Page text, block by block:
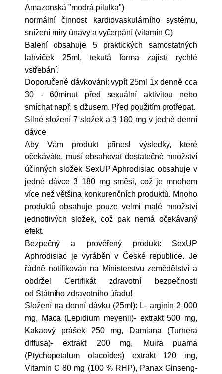
Amazonská "modrá pilulka")
normální činnost kardiovaskulárního systému,
snížení míry únavy a vyčerpání (vitamín C)
Balení obsahuje 5 praktických samostatných
lahviček 25ml, tekutá forma zajistí rychlé
vstřebání.
Doporučené dávkování: vypít 25ml 1x denně cca
30 - 60minut před sexuální aktivitou nebo
smíchat např. s džusem. Před použitím protřepat.
Silné složení 7 složek a 3 180 mg v jedné denní
dávce
Aby Vám produkt přinesl výsledky, které
očekáváte, musí obsahovat dostatečné množství
účinných složek SexUP Aphrodisiac obsahuje v
jedné dávce 3 180 mg směsi, což je mnohem
více než většina konkurenčních produktů. Mnoho
produktů obsahuje pouze velmi malé množství
jednotlivých složek, což pak nemá očekávaný
efekt.
Bezpečný a prověřený produkt: SexUP
Aphrodisiac je vyráběn v České republice. Je
řádně notifikován na Ministerstvu zemědělství a
obdržel Certifikát zdravotní bezpečnosti
od Státního zdravotního úřadu!
Složení na denní dávku (25ml): L- arginin 2 000
mg, Maca (Lepidium meyenii)- extrakt 500 mg,
Kakaový prášek 250 mg, Damiana (Turnera
diffusa)- extrakt 200 mg, Muira puama
(Ptychopetalum olacoides) extrakt 120 mg,
Vitamin C 80 mg (100 % RHP), Panax Ginseng-